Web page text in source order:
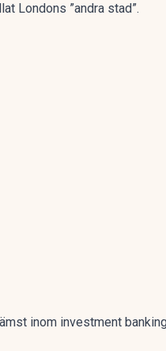
Londons ”andra stad”.
inom investment